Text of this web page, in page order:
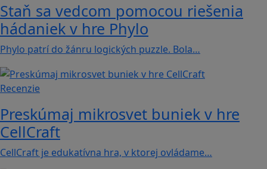
Staň sa vedcom pomocou riešenia
hádaniek v hre Phylo
Phylo patrí do žánru logických puzzle. Bola…
Recenzie
Preskúmaj mikrosvet buniek v hre
CellCraft
CellCraft je edukatívna hra, v ktorej ovládame…